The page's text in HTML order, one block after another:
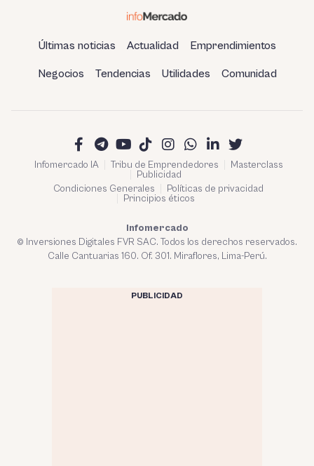
Últimas noticias Actualidad Emprendimientos
Negocios Tendencias Utilidades Comunidad
Infomercado IA Tribu de Emprendedores
Masterclass
Publicidad
Condiciones Generales
Políticas de privacidad
Principios éticos
Infomercado
© Inversiones Digitales FVR SAC. Todos los derechos reservados.
Calle Cantuarias 160. Of. 301. Miraflores, Lima-Perú.
PUBLICIDAD